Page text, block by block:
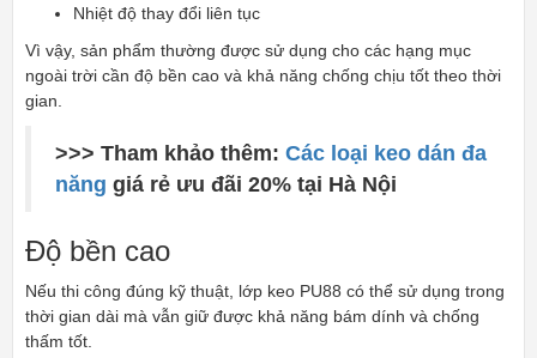
Nhiệt độ thay đổi liên tục
Vì vậy, sản phẩm thường được sử dụng cho các hạng mục
ngoài trời cần độ bền cao và khả năng chống chịu tốt theo thời
gian.
>>> Tham khảo thêm: Các loại keo dán đa
năng giá rẻ ưu đãi 20% tại Hà Nội
Độ bền cao
Nếu thi công đúng kỹ thuật, lớp keo PU88 có thể sử dụng trong
thời gian dài mà vẫn giữ được khả năng bám dính và chống
thấm tốt.